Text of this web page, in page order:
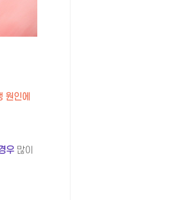
원인에
우 많이